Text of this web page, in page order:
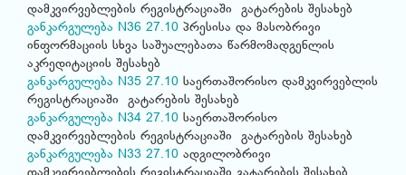
დამკვირვებლების რეგისტრაციაში გატარების შესახებ
განკარგულება N36 27.10 პრესისა და მასობრივი
ინფორმაციის სხვა საშუალებათა წარმომადგენლის
აკრედიტაციის შესახებ
განკარგულება N35 27.10 საერთაშორისო დამკვირვებლის
რეგისტრაციაში გატარების შესახებ
განკარგულება N34 27.10 საერთაშორისო
დამკვირვებლების რეგისტრაციაში გატარების შესახებ
განკარგულება N33 27.10 ადგილობრივი